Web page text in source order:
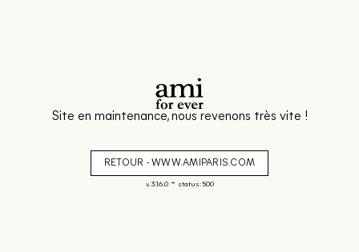
Site en maintenance, nous revenons très vite !
RETOUR - WWW.AMIPARIS.COM
v. 3.16.0- status: 500